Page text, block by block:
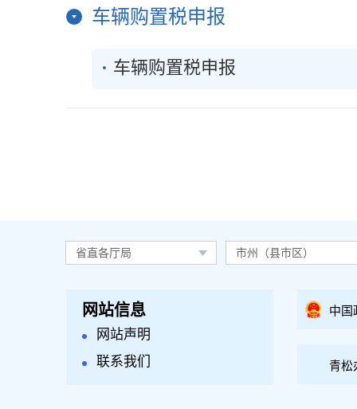
车辆购置税申报
车辆购置税申报
省直各厅局 市州（县市区）
网站信息
网站声明
联系我们
中国
青松